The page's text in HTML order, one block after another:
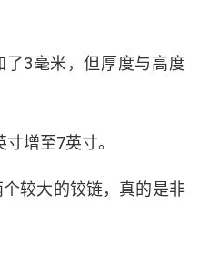
了3毫米 ， 但厚度与高度
寸增至7英寸。
较大的铰链， 真的是非